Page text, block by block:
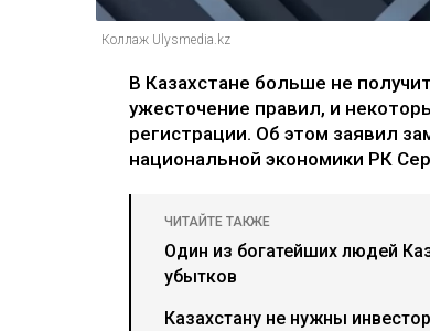
Коллаж Ulysmedia.kz
В Казахстане больше не
ужесточение правил, и
регистрации. Об этом заявил
национальной экономики РК
ЧИТАЙТЕ ТАКЖЕ
Один из богатейших людей
убытков
Казахстану не нужны